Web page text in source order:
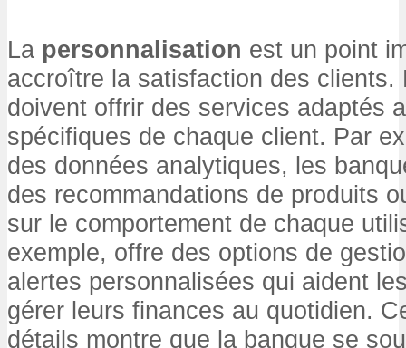
La personnalisation est un point
accroître la satisfaction des clients.
doivent offrir des services adaptés
spécifiques de chaque client. Par
des données analytiques, les
des recommandations de produits
sur le comportement de chaque
exemple, offre des options de
alertes personnalisées qui aident
gérer leurs finances au quotidien.
détails montre que la banque se